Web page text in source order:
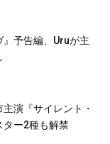
予告編、Uruが主
演『サイレント・
ター2種も解禁